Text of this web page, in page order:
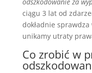
ciągu 3 lat od
dokładnie sprawdza
unikamy utraty
Co zrobić w